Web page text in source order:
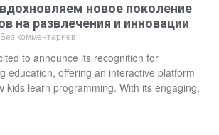
новое поколение
на развлечения и инновации
Без комментариев
to announce its recognition for
education, offering an interactive platform
kids learn programming. With its engaging,